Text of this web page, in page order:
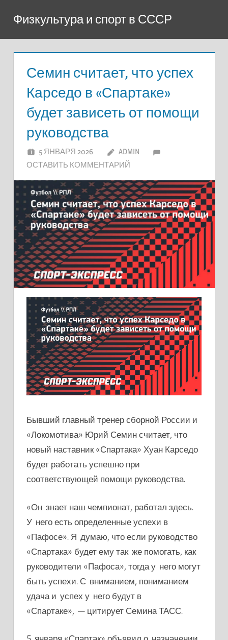
содержимому
Физкультура и спорт в СССР
Семин считает, что успех
Карседо в «Спартаке»
будет зависеть от помощи
руководства
5 ЯНВАРЯ 2026
ADMIN
ОСТАВИТЬ КОММЕНТАРИЙ
Бывший главный тренер сборной России и
«Локомотива» Юрий Семин считает, что
новый наставник «Спартака» Хуан Карседо
будет работать успешно при
соответствующей помощи руководства.
«Он знает наш чемпионат, работал здесь.
У него есть определенные успехи в
«Пафосе». Я думаю, что если руководство
«Спартака» будет ему так же помогать, как
руководители «Пафоса», тогда у него могут
быть успехи. С вниманием, пониманием
удача и успех у него будут в
«Спартаке», — цитирует Семина ТАСС.